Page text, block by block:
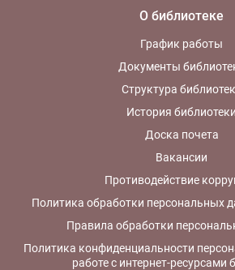
О библиотеке
График работы
Документы
Структура
История библиотеки
Доска почета
Вакансии
Противодействие
Политика обработки персональных
Правила обработки
Политика конфиденциальности
работе с интернет-ресурсами